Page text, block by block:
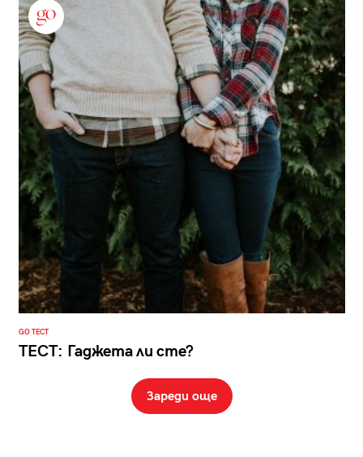
GO ТЕСТ
ТЕСТ: Гаджета ли сте?
Зареди още